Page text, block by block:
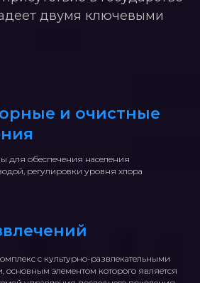
двумя ключевыми
и очистные
для обеспечения населения
регулировки уровня хлора
с культурно-развлекательными
основным элементом которого является